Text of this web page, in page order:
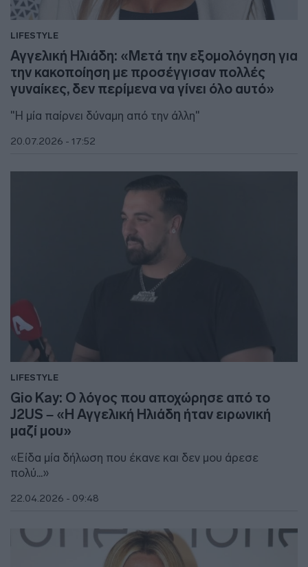
LIFESTYLE
Αγγελική Ηλιάδη: «Μετά την εξομολόγηση για
την κακοποίηση με προσέγγισαν πολλές
γυναίκες, δεν περίμενα να γίνει όλο αυτό»
"Η μία παίρνει δύναμη από την άλλη"
20.07.2026 - 17:52
LIFESTYLE
Gio Kay: Ο λόγος που αποχώρησε από το
J2US – «Η Αγγελική Ηλιάδη ήταν ειρωνική
μαζί μου»
«Είδα μία δήλωση που έκανε και δεν μου άρεσε
πολύ...»
22.04.2026 - 09:48